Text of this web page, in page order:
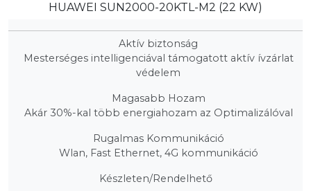
HUAWEI SUN2000-20KTL-M2 (22 KW)
Aktív biztonság
Mesterséges intelligenciával támogatott aktív ívzárlat
védelem
Magasabb Hozam
Akár 30%-kal több energiahozam az Optimalizálóval
Rugalmas Kommunikáció
Wlan, Fast Ethernet, 4G kommunikáció
Készleten/Rendelhető